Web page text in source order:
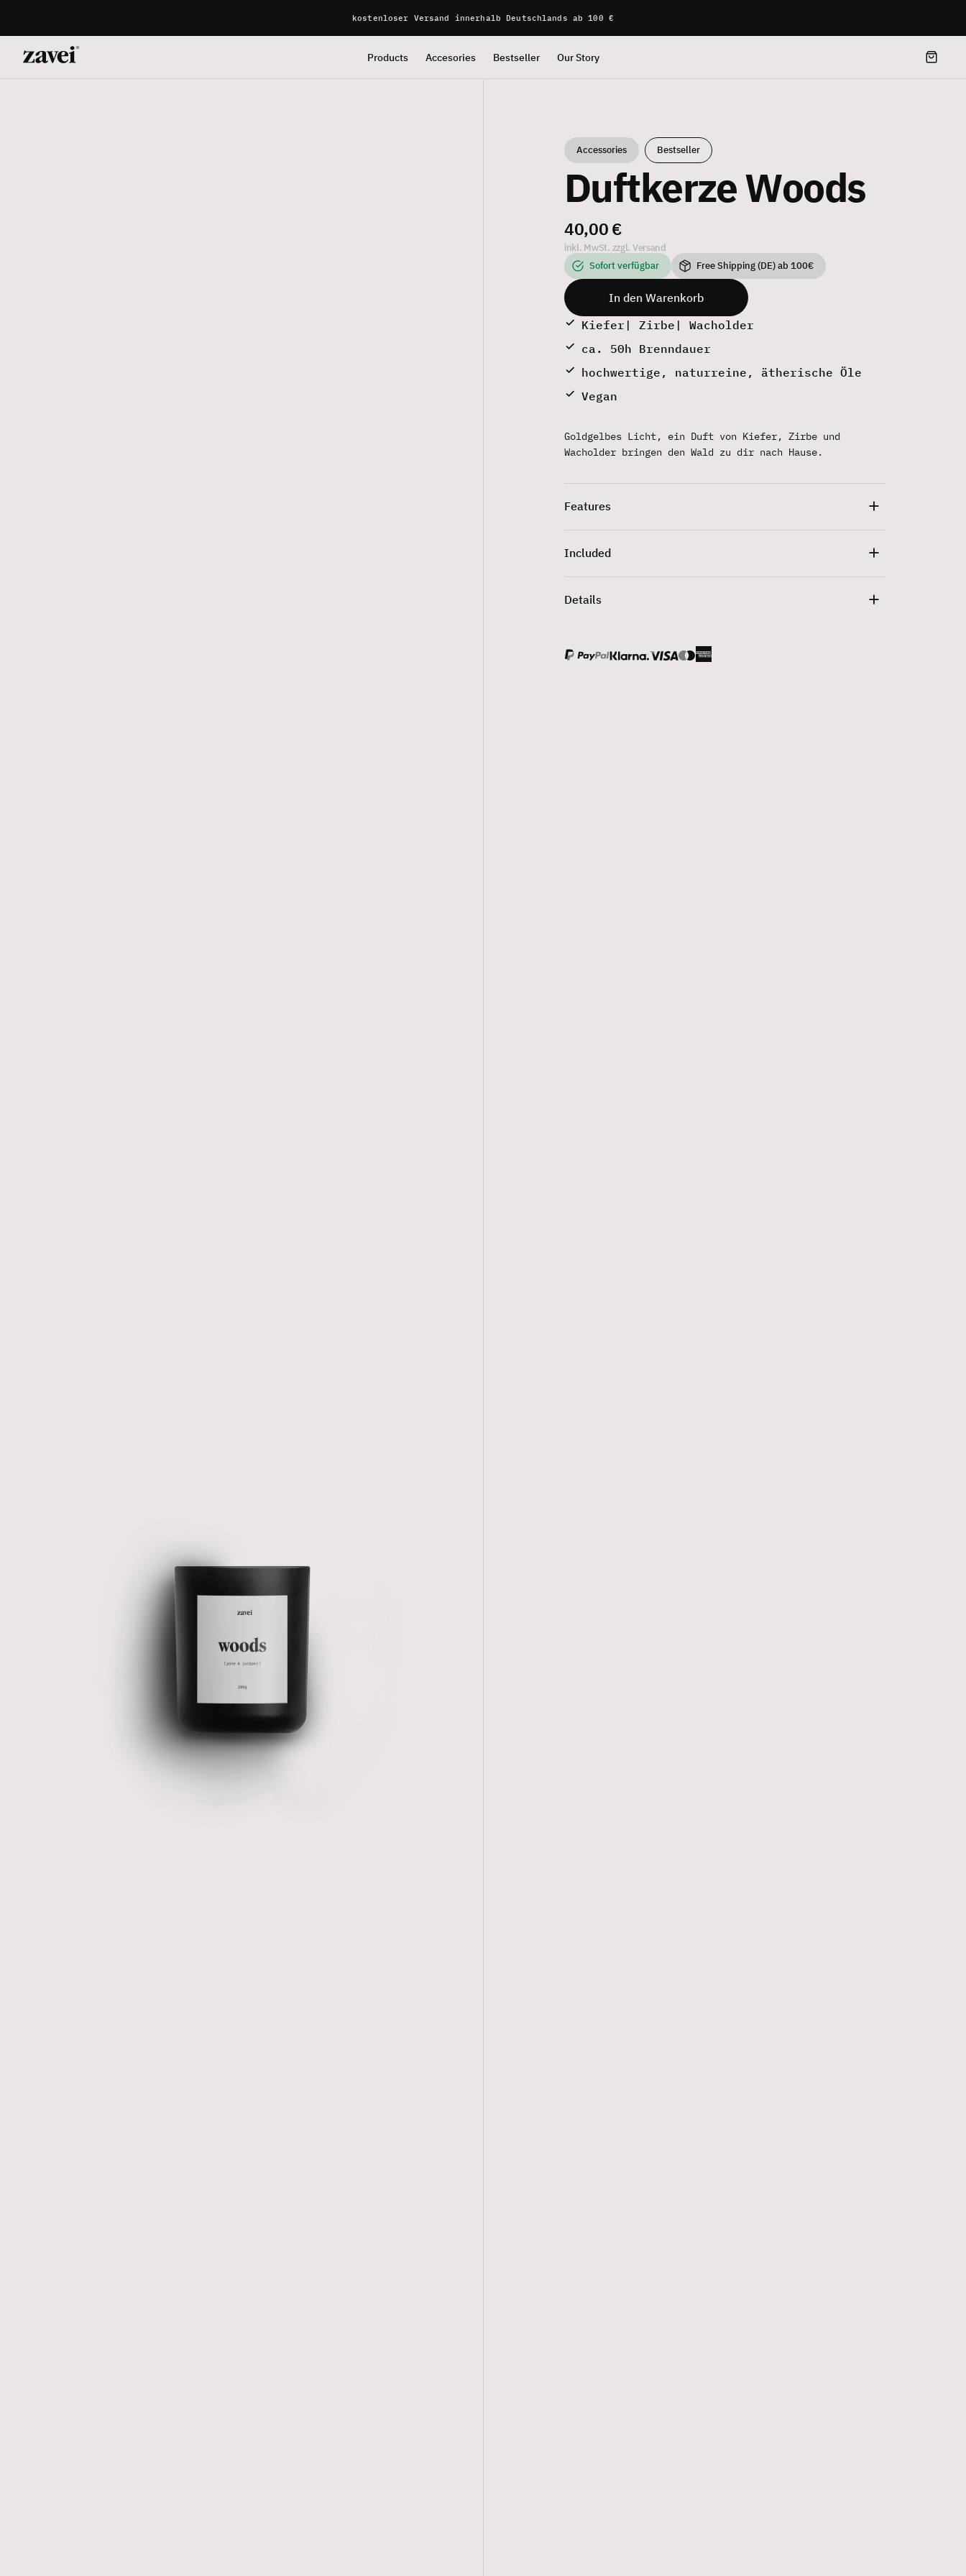
kostenloser Versand innerhalb Deutschlands ab 100 €
Products Accesories Bestseller Our Story
Accessories Bestseller
Duftkerze Woods
40,00 €
inkl. MwSt. zzgl. Versand
Sofort verfügbar
Free Shipping (DE) ab 100€
In den Warenkorb
Kiefer| Zirbe| Wacholder
ca. 50h Brenndauer
hochwertige, naturreine, ätherische Öle
Vegan
Goldgelbes Licht, ein Duft von Kiefer, Zirbe und
Wacholder bringen den Wald zu dir nach Hause.
Features
Included
Details